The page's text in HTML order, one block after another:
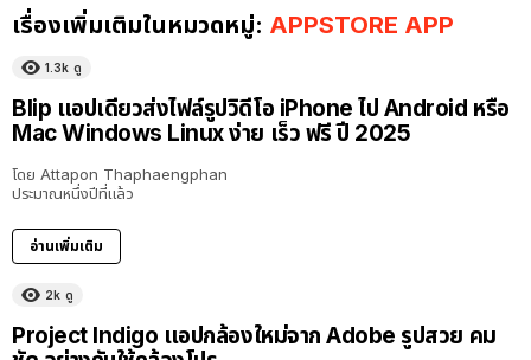
เรื่องเพิ่มเติมในหมวดหมู่: APPSTORE APP
1.3k ดู
Blip แอปเดียวส่งไฟล์รูปวิดีโอ iPhone ไป Android หรือ
Mac Windows Linux ง่าย เร็ว ฟรี ปี 2025
โดย Attapon Thaphaengphan
ประมาณหนึ่งปีที่แล้ว
อ่านเพิ่มเติม
2k ดู
Project Indigo แอปกล้องใหม่จาก Adobe รูปสวย คม